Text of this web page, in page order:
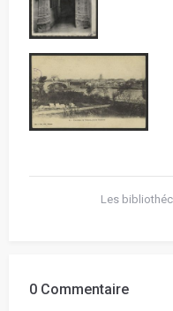
Les
0 Commentaire